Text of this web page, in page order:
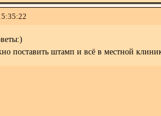
поставить штамп и всё в местной